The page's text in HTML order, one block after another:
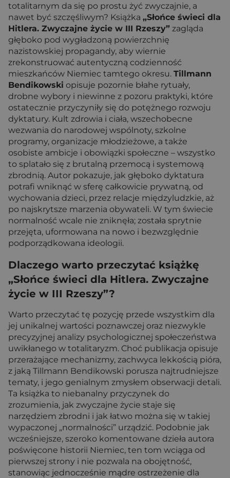
totalitarnym da się po prostu żyć zwyczajnie, a
nawet być szczęśliwym? Książka „Słońce świeci dla
Hitlera. Zwyczajne życie w III Rzeszy” zagląda
głęboko pod wygładzoną powierzchnię
nazistowskiej propagandy, aby wiernie
zrekonstruować autentyczną codzienność
mieszkańców Niemiec tamtego okresu. Tillmann
Bendikowski opisuje pozornie błahe rytuały,
drobne wybory i niewinne z pozoru praktyki, które
ostatecznie przyczyniły się do potężnego rozwoju
dyktatury. Kult zdrowia i ciała, wszechobecne
wezwania do narodowej wspólnoty, szkolne
programy, organizacje młodzieżowe, a także
osobiste ambicje i obowiązki społeczne – wszystko
to splatało się z brutalną przemocą i systemową
zbrodnią. Autor pokazuje, jak głęboko dyktatura
potrafi wniknąć w sferę całkowicie prywatną, od
wychowania dzieci, przez relacje międzyludzkie, aż
po najskrytsze marzenia obywateli. W tym świecie
normalność wcale nie zniknęła; została sprytnie
przejęta, uformowana na nowo i bezwzględnie
podporządkowana ideologii.
Dlaczego warto przeczytać książkę
„Słońce świeci dla Hitlera. Zwyczajne
życie w III Rzeszy”?
Warto przeczytać tę pozycję przede wszystkim dla
jej unikalnej wartości poznawczej oraz niezwykle
precyzyjnej analizy psychologicznej społeczeństwa
uwikłanego w totalitaryzm. Choć publikacja opisuje
przerażające mechanizmy, zachwyca lekkością pióra,
z jaką Tillmann Bendikowski porusza najtrudniejsze
tematy, i jego genialnym zmysłem obserwacji detali.
Ta książka to niebanalny przyczynek do
zrozumienia, jak zwyczajne życie staje się
narzędziem zbrodni i jak łatwo można się w takiej
wypaczonej „normalności” urządzić. Podobnie jak
wcześniejsze, szeroko komentowane dzieła autora
poświęcone historii Niemiec, ten tom wciąga od
pierwszej strony i nie pozwala na obojętność,
stanowiąc jednocześnie mądre ostrzeżenie dla